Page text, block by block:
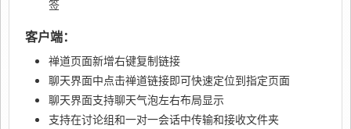
签
客户端：
禅道页面新增右键复制链接
聊天界面中点击禅道链接即可快速定位到指定页面
聊天界面支持聊天气泡左右布局显示
支持在讨论组和一对一会话中传输和接收文件夹